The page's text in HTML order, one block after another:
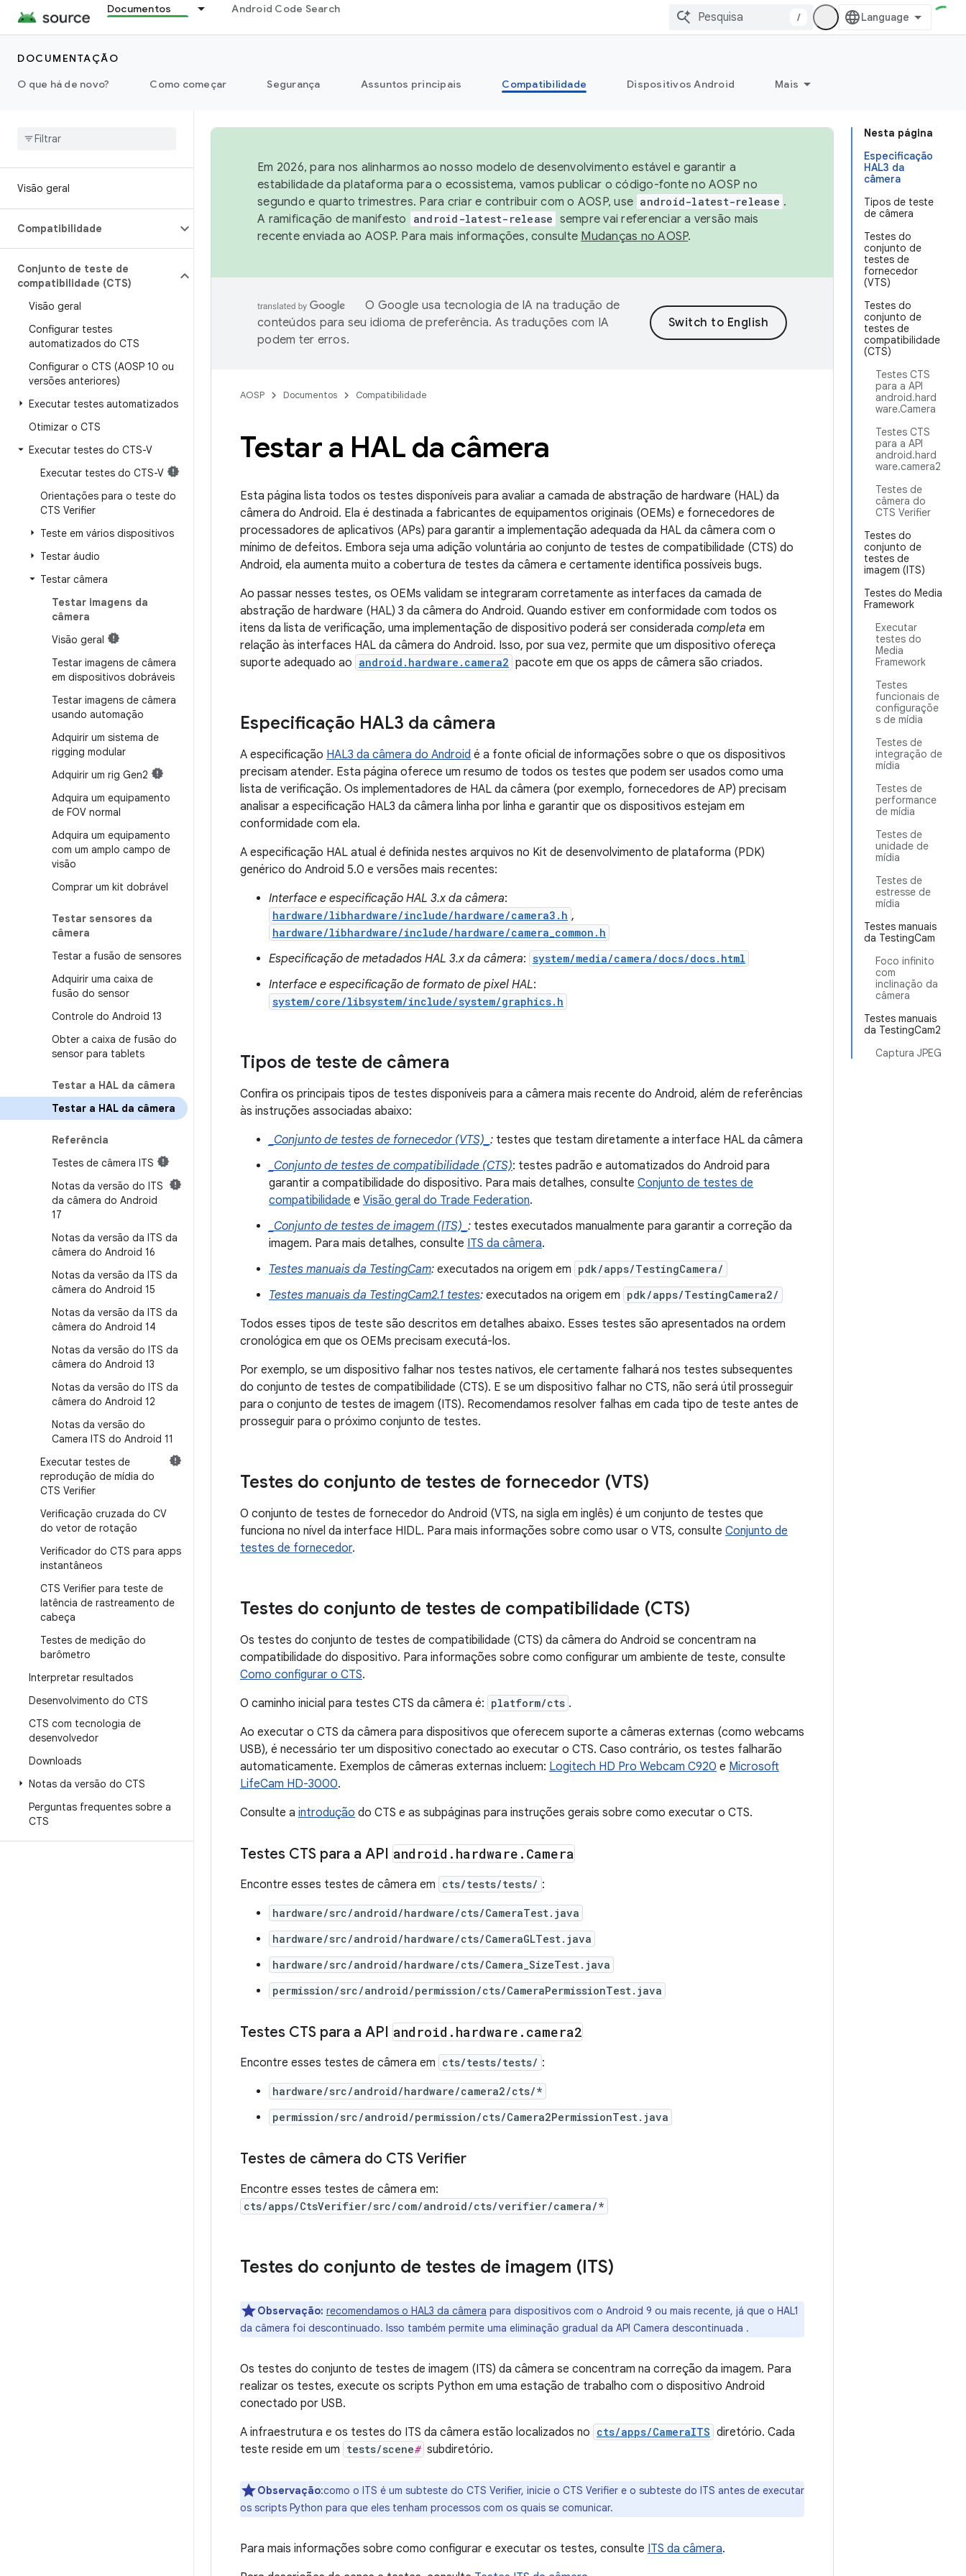
Documentos Android Code Search
/
DOCUMENTAÇÃO
O que há de novo?
Como começar Segurança Assuntos principais Compatibilidade Dispositivos Android Mais
Visão geral
Compatibilidade
Conjunto de teste de
compatibilidade (CTS)
Visão geral
Configurar testes
automatizados do CTS
Configurar o CTS (AOSP 10 ou
versões anteriores)
Executar testes automatizados
Otimizar o CTS
Executar testes do CTS-V
Executar testes do CTS-V
Orientações para o teste do
CTS Verifier
Teste em vários dispositivos
Testar áudio
Testar câmera
Testar imagens da
câmera
Visão geral
Testar imagens de câmera
em dispositivos dobráveis
Testar imagens de câmera
usando automação
Adquirir um sistema de
rigging modular
Adquirir um rig Gen2
Adquira um equipamento
de FOV normal
Adquira um equipamento
com um amplo campo de
visão
Comprar um kit dobrável
Testar sensores da
câmera
Testar a fusão de sensores
Adquirir uma caixa de
fusão do sensor
Controle do Android 13
Obter a caixa de fusão do
sensor para tablets
Testar a HAL da câmera
Testar a HAL da câmera
Referência
Testes de câmera ITS
Notas da versão do ITS
da câmera do Android
17
Notas da versão da ITS da
câmera do Android 16
Notas da versão da ITS da
câmera do Android 15
Notas da versão da ITS da
câmera do Android 14
Notas da versão do ITS da
câmera do Android 13
Notas da versão do ITS da
câmera do Android 12
Notas da versão do
Camera ITS do Android 11
Executar testes de
reprodução de mídia do
CTS Verifier
Verificação cruzada do CV
do vetor de rotação
Verificador do CTS para apps
instantâneos
CTS Verifier para teste de
latência de rastreamento de
cabeça
Testes de medição do
barômetro
Interpretar resultados
Desenvolvimento do CTS
CTS com tecnologia de
desenvolvedor
Downloads
Notas da versão do CTS
Perguntas frequentes sobre a
CTS
Nesta página
Especificação
HAL3 da
câmera
Tipos de teste
de câmera
Testes do
conjunto de
testes de
fornecedor
(VTS)
Testes do
conjunto de
testes de
compatibilidade
(CTS)
Testes CTS
para a API
android.hard
ware.Camera
Testes CTS
para a API
android.hard
ware.camera2
Testes de
câmera do
CTS Verifier
Testes do
conjunto de
testes de
imagem (ITS)
Testes do Media
Framework
Executar
testes do
Media
Framework
Testes
funcionais de
configuraçõe
s de mídia
Testes de
integração de
mídia
Testes de
performance
de mídia
Testes de
unidade de
mídia
Testes de
estresse de
mídia
Testes manuais
da TestingCam
Foco infinito
com
inclinação da
câmera
Testes manuais
da TestingCam2
Captura JPEG
Em 2026, para nos alinharmos ao nosso modelo de desenvolvimento estável e garantir a
estabilidade da plataforma para o ecossistema, vamos publicar o código-fonte no AOSP no
segundo e quarto trimestres. Para criar e contribuir com o AOSP, use android-latest-release .
A ramificação de manifesto
android-latest-release sempre vai referenciar a versão mais
recente enviada ao AOSP. Para mais informações, consulte Mudanças no AOSP.
O Google usa tecnologia de IA na tradução de
conteúdos para seu idioma de preferência. As traduções com IA
podem ter erros.
AOSP Documentos Compatibilidade
Testar a HAL da câmera
Esta página lista todos os testes disponíveis para avaliar a camada de abstração de hardware (HAL) da
câmera do Android. Ela é destinada a fabricantes de equipamentos originais (OEMs) e fornecedores de
processadores de aplicativos (APs) para garantir a implementação adequada da HAL da câmera com o
mínimo de defeitos. Embora seja uma adição voluntária ao conjunto de testes de compatibilidade (CTS) do
Android, ela aumenta muito a cobertura de testes da câmera e certamente identifica possíveis bugs.
Ao passar nesses testes, os OEMs validam se integraram corretamente as interfaces da camada de
abstração de hardware (HAL) 3 da câmera do Android. Quando estiver em conformidade com todos os
itens da lista de verificação, uma implementação de dispositivo poderá ser considerada completa em
relação às interfaces HAL da câmera do Android. Isso, por sua vez, permite que um dispositivo ofereça
suporte adequado ao android.hardware.camera2 pacote em que os apps de câmera são criados.
Especificação HAL3 da câmera
A especificação HAL3 da câmera do Android é a fonte oficial de informações sobre o que os dispositivos
precisam atender. Esta página oferece um resumo de todos os testes que podem ser usados como uma
lista de verificação. Os implementadores de HAL da câmera (por exemplo, fornecedores de AP) precisam
analisar a especificação HAL3 da câmera linha por linha e garantir que os dispositivos estejam em
conformidade com ela.
A especificação HAL atual é definida nestes arquivos no Kit de desenvolvimento de plataforma (PDK)
genérico do Android 5.0 e versões mais recentes:
Interface e especificação HAL 3.x da câmera:
hardware/libhardware/include/hardware/camera3.h ,
hardware/libhardware/include/hardware/camera_common.h
Especificação de metadados HAL 3.x da câmera: system/media/camera/docs/docs.html
Interface e especificação de formato de pixel HAL:
system/core/libsystem/include/system/graphics.h
Tipos de teste de câmera
Confira os principais tipos de testes disponíveis para a câmera mais recente do Android, além de referências
às instruções associadas abaixo:
_Conjunto de testes de fornecedor (VTS)_ : testes que testam diretamente a interface HAL da câmera
_Conjunto de testes de compatibilidade (CTS): testes padrão e automatizados do Android para
garantir a compatibilidade do dispositivo. Para mais detalhes, consulte Conjunto de testes de
compatibilidade e Visão geral do Trade Federation.
_Conjunto de testes de imagem (ITS)_ : testes executados manualmente para garantir a correção da
imagem. Para mais detalhes, consulte ITS da câmera.
Testes manuais da TestingCam: executados na origem em pdk/apps/TestingCamera/
Testes manuais da TestingCam2.1 testes: executados na origem em pdk/apps/TestingCamera2/
Todos esses tipos de teste são descritos em detalhes abaixo. Esses testes são apresentados na ordem
cronológica em que os OEMs precisam executá-los.
Por exemplo, se um dispositivo falhar nos testes nativos, ele certamente falhará nos testes subsequentes
do conjunto de testes de compatibilidade (CTS). E se um dispositivo falhar no CTS, não será útil prosseguir
para o conjunto de testes de imagem (ITS). Recomendamos resolver falhas em cada tipo de teste antes de
prosseguir para o próximo conjunto de testes.
Testes do conjunto de testes de fornecedor (VTS)
O conjunto de testes de fornecedor do Android (VTS, na sigla em inglês) é um conjunto de testes que
funciona no nível da interface HIDL. Para mais informações sobre como usar o VTS, consulte Conjunto de
testes de fornecedor.
Testes do conjunto de testes de compatibilidade (CTS)
Os testes do conjunto de testes de compatibilidade (CTS) da câmera do Android se concentram na
compatibilidade do dispositivo. Para informações sobre como configurar um ambiente de teste, consulte
Como configurar o CTS.
O caminho inicial para testes CTS da câmera é: platform/cts .
Ao executar o CTS da câmera para dispositivos que oferecem suporte a câmeras externas (como webcams
USB), é necessário ter um dispositivo conectado ao executar o CTS. Caso contrário, os testes falharão
automaticamente. Exemplos de câmeras externas incluem: Logitech HD Pro Webcam C920 e Microsoft
LifeCam HD-3000.
Consulte a introdução do CTS e as subpáginas para instruções gerais sobre como executar o CTS.
Testes CTS para a API android . hardware . Camera
Encontre esses testes de câmera em cts/tests/tests/ :
hardware/src/android/hardware/cts/CameraTest.java
hardware/src/android/hardware/cts/CameraGLTest.java
hardware/src/android/hardware/cts/Camera_SizeTest.java
permission/src/android/permission/cts/CameraPermissionTest.java
Testes CTS para a API android . hardware . camera2
Encontre esses testes de câmera em cts/tests/tests/ :
hardware/src/android/hardware/camera2/cts/*
permission/src/android/permission/cts/Camera2PermissionTest.java
Testes de câmera do CTS Verifier
Encontre esses testes de câmera em:
cts/apps/CtsVerifier/src/com/android/cts/verifier/camera/*
Testes do conjunto de testes de imagem (ITS)
Observação: recomendamos o HAL3 da câmera para dispositivos com o Android 9 ou mais recente, já que o HAL1
da câmera foi descontinuado. Isso também permite uma eliminação gradual da API Camera descontinuada .
Os testes do conjunto de testes de imagem (ITS) da câmera se concentram na correção da imagem. Para
realizar os testes, execute os scripts Python em uma estação de trabalho com o dispositivo Android
conectado por USB.
A infraestrutura e os testes do ITS da câmera estão localizados no cts/apps/CameraITS diretório. Cada
teste reside em um tests/scene# subdiretório.
Observação:como o ITS é um subteste do CTS Verifier, inicie o CTS Verifier e o subteste do ITS antes de executar
os scripts Python para que eles tenham processos com os quais se comunicar.
Para mais informações sobre como configurar e executar os testes, consulte ITS da câmera.